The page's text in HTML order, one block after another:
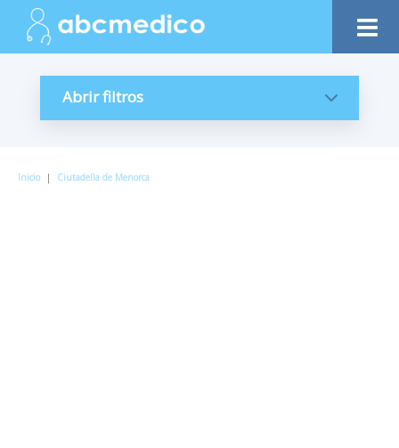
Abrir filtros
Inicio | Ciutadella de Menorca